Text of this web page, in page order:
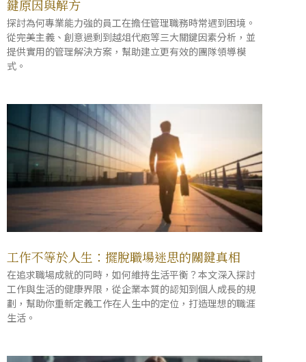
鍵原因與解方
探討為何專業能力強的員工在擔任管理職務時常遇到困境。
從完美主義、創意過剩到越俎代庖等三大關鍵因素分析，並
提供實用的管理解決方案，幫助建立更有效的團隊領導模
式。
工作不等於人生：擺脫職場迷思的關鍵真相
在追求職場成就的同時，如何維持生活平衡？本文深入探討
工作與生活的健康界限，從企業本質的認知到個人成長的規
劃，幫助你重新定義工作在人生中的定位，打造理想的職涯
生活。